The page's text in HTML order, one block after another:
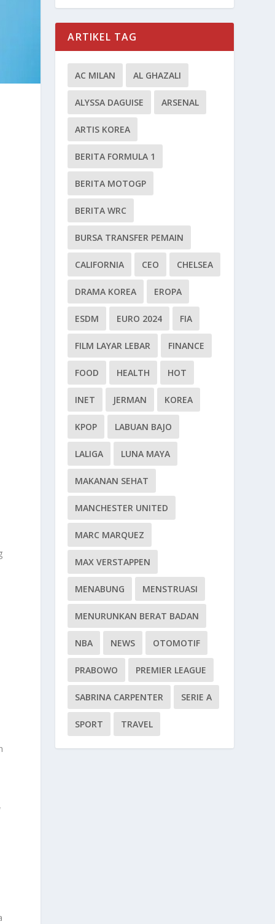
ARTIKEL TAG
AC MILAN AL GHAZALI
ALYSSA DAGUISE ARSENAL
ARTIS KOREA
BERITA FORMULA 1
BERITA MOTOGP
BERITA WRC
BURSA TRANSFER PEMAIN
CALIFORNIA CEO CHELSEA
DRAMA KOREA EROPA
ESDM EURO 2024 FIA
FILM LAYAR LEBAR FINANCE
FOOD HEALTH HOT
INET JERMAN KOREA
KPOP LABUAN BAJO
LALIGA LUNA MAYA
MAKANAN SEHAT
MANCHESTER UNITED
MARC MARQUEZ
MAX VERSTAPPEN
MENABUNG MENSTRUASI
MENURUNKAN BERAT BADAN
NBA NEWS OTOMOTIF
PRABOWO PREMIER LEAGUE
SABRINA CARPENTER SERIE A
SPORT TRAVEL